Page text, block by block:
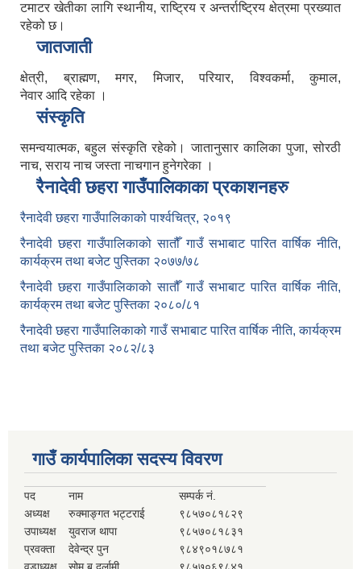
टमाटर खेतीका लागि स्थानीय, राष्ट्रिय र अन्तर्राष्ट्रिय क्षेत्रमा प्रख्यात
रहेको छ।
जातजाती
क्षेत्री, ब्राह्मण, मगर, मिजार, परियार, विश्वकर्मा, कुमाल,
नेवार आदि रहेका ।
संस्कृति
समन्वयात्मक, बहुल संस्कृति रहेको। जातानुसार कालिका पुजा, सोरठी
नाच, सराय नाच जस्ता नाचगान हुनेगरेका ।
रैनादेवी छहरा गाउँपालिकाका प्रकाशनहरु
रैनादेवी छहरा गाउँपालिकाको पार्श्वचित्र, २०१९
रैनादेवी छहरा गाउँपालिकाको सातौँ गाउँ सभाबाट पारित वार्षिक नीति,
कार्यक्रम तथा बजेट पुस्तिका २०७७/७८
रैनादेवी छहरा गाउँपालिकाको सातौँ गाउँ सभाबाट पारित वार्षिक नीति,
कार्यक्रम तथा बजेट पुस्तिका २०८०/८१
रैनादेवी छहरा गाउँपालिकाको गाउँ सभाबाट पारित वार्षिक नीति, कार्यक्रम
तथा बजेट पुस्तिका २०८२/८३
गाउँ कार्यपालिका सदस्य विवरण
पद नाम
सम्पर्क नं.
अध्यक्ष
रुक्माङ्गत भट्टराई
९८५७०८१८२९
उपाध्यक्ष
युवराज थापा
९८५७०८१८३१
प्रवक्ता
देवेन्द्र पुन
९८४९०१८७८१